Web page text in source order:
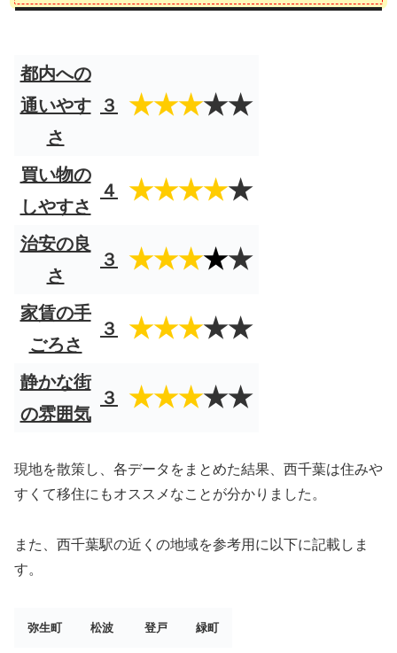
都内への
通いやす
さ
３ ★★★★★
買い物の
しやすさ
４ ★★★★★
治安の良
さ
３ ★★★★★
家賃の手
ごろさ
３ ★★★★★
静かな街
の雰囲気
３ ★★★★★
現地を散策し、各データをまとめた結果、西千葉は住みや
すくて移住にもオススメなことが分かりました。
また、西千葉駅の近くの地域を参考用に以下に記載しま
す。
弥生町 松波 登戸 緑町